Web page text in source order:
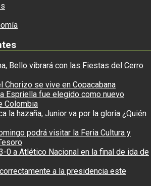
Bello vibrará con las Fiestas del Cerro
Chorizo se vive en Copacabana
Espriella fue elegido como nuevo
Colombia
la hazaña, Junior va por la gloria ¿Quién
podrá visitar la Feria Cultura y
0 a Atlético Nacional en la final de ida de
a la presidencia este